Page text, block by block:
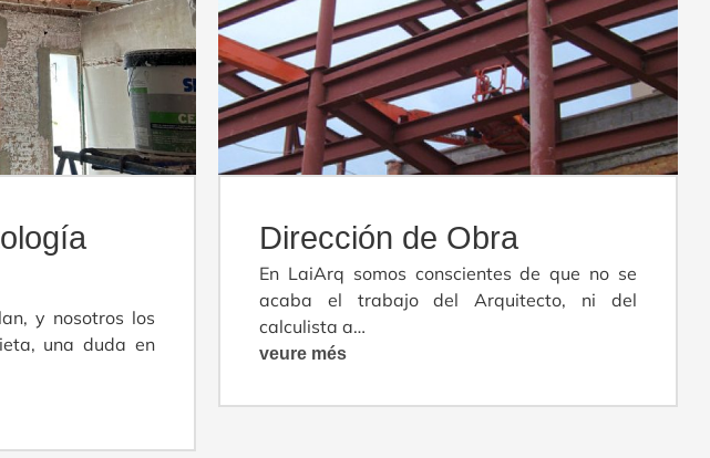
y nosotros los
una duda en
Dirección de Obra
En LaiArq somos conscientes de que no se
acaba el trabajo del Arquitecto, ni del
calculista a…
veure més